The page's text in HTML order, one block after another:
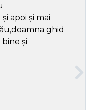
apoi și mai
ghid
și